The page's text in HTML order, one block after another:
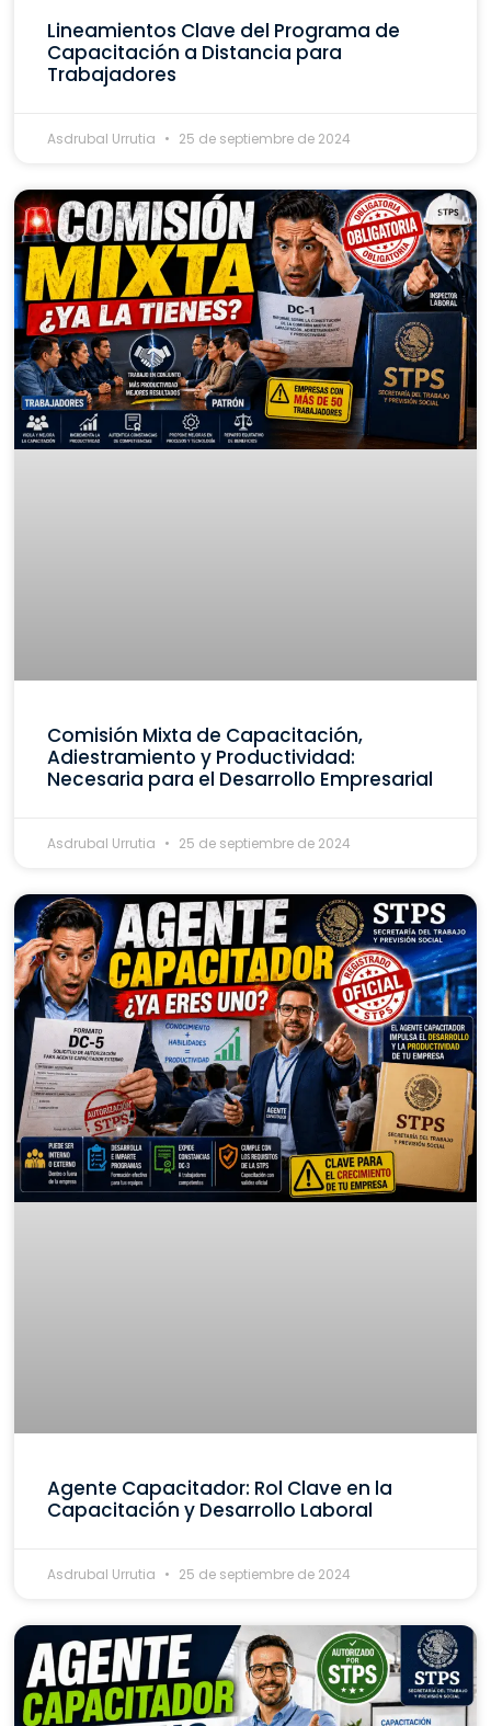
Lineamientos Clave del Programa de
Capacitación a Distancia para
Trabajadores
Asdrubal Urrutia 25 de septiembre de 2024
Comisión Mixta de Capacitación,
Adiestramiento y Productividad:
Necesaria para el Desarrollo Empresarial
Asdrubal Urrutia 25 de septiembre de 2024
Agente Capacitador: Rol Clave en la
Capacitación y Desarrollo Laboral
Asdrubal Urrutia 25 de septiembre de 2024